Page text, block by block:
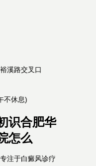
溪路交叉口
不休息)
识合肥华
怎么
注于白癜风诊疗